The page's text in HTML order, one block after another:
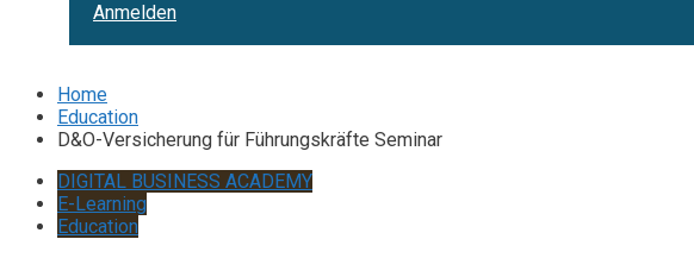
Anmelden
Home
Education
D&O-Versicherung für Führungskräfte Seminar
DIGITAL BUSINESS ACADEMY
E-Learning
Education